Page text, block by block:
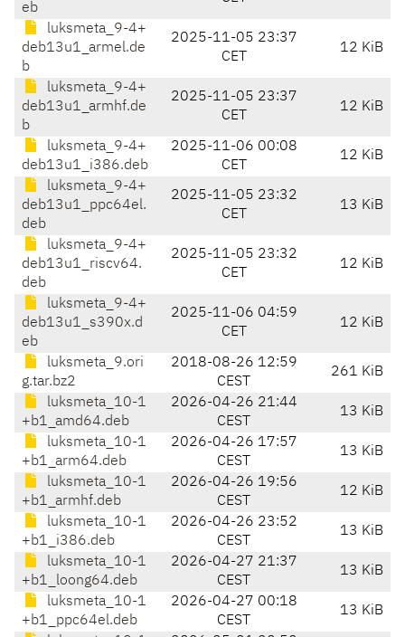
eb
luksmeta_9-4+
deb13u1_armel.de
b
2025-11-05 23:37
CET
12 KiB
luksmeta_9-4+
deb13u1_armhf.de
b
2025-11-05 23:37
CET
12 KiB
luksmeta_9-4+
deb13u1_i386.deb
2025-11-06 00:08
CET
12 KiB
luksmeta_9-4+
deb13u1_ppc64el.
deb
2025-11-05 23:32
CET
13 KiB
luksmeta_9-4+
deb13u1_riscv64.
deb
2025-11-05 23:32
CET
12 KiB
luksmeta_9-4+
deb13u1_s390x.d
eb
2025-11-06 04:59
CET
12 KiB
luksmeta_9.ori
g.tar.bz2
2018-08-26 12:59
CEST
261 KiB
luksmeta_10-1
+b1_amd64.deb
2026-04-26 21:44
CEST
13 KiB
luksmeta_10-1
+b1_arm64.deb
2026-04-26 17:57
CEST
13 KiB
luksmeta_10-1
+b1_armhf.deb
2026-04-26 19:56
CEST
12 KiB
luksmeta_10-1
+b1_i386.deb
2026-04-26 23:52
CEST
13 KiB
luksmeta_10-1
+b1_loong64.deb
2026-04-27 21:37
CEST
13 KiB
luksmeta_10-1
+b1_ppc64el.deb
2026-04-27 00:18
CEST
13 KiB